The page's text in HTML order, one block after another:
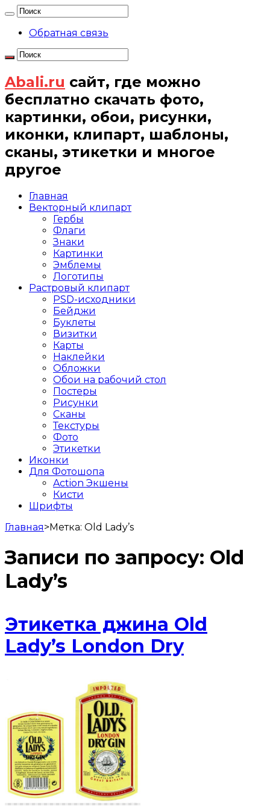
Обратная связь
Abali.ru сайт, где можно
бесплатно скачать фото,
картинки, обои, рисунки,
иконки, клипарт, шаблоны,
сканы, этикетки и многое
другое
Главная
Векторный клипарт
Гербы
Флаги
Знаки
Картинки
Эмблемы
Логотипы
Растровый клипарт
PSD-исходники
Бейджи
Буклеты
Визитки
Карты
Наклейки
Обложки
Обои на рабочий стол
Постеры
Рисунки
Сканы
Текстуры
Фото
Этикетки
Иконки
Для Фотошопа
Action Экшены
Кисти
Шрифты
Главная>Метка: Old Lady’s
Записи по запросу: Old
Lady’s
Этикетка джина Old
Lady’s London Dry